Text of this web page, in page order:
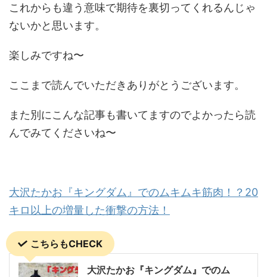
これからも違う意味で期待を裏切ってくれるんじゃ
ないかと思います。
楽しみですね〜
ここまで読んでいただきありがとうございます。
また別にこんな記事も書いてますのでよかったら読
んでみてくださいね〜
大沢たかお『キングダム』でのムキムキ筋肉！？20
キロ以上の増量した衝撃の方法！
こちらもCHECK
大沢たかお『キングダム』でのム